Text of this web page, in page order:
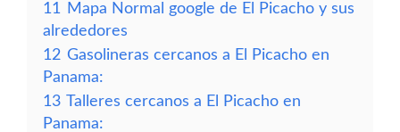
11
Mapa Normal google de El Picacho y sus
alrededores
12 Gasolineras cercanos a El Picacho en
Panama:
13 Talleres cercanos a El Picacho en
Panama: